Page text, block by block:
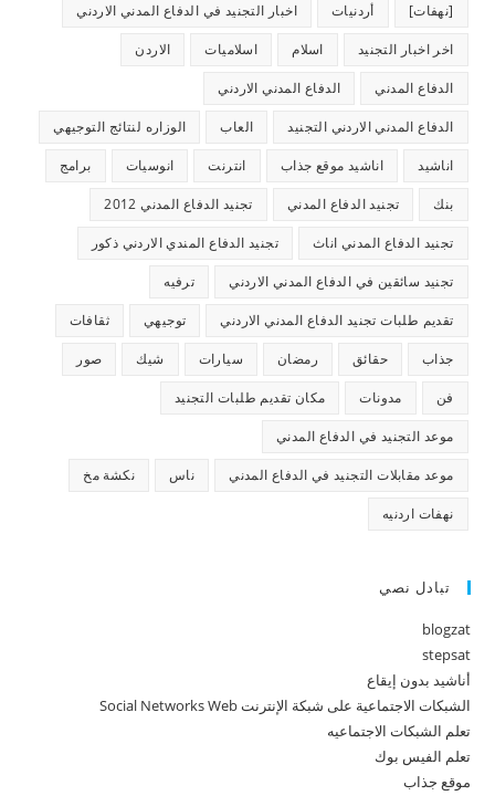
[نهفات] أردنيات اخبار التجنيد في الدفاع المدني الاردني
اخر اخبار التجنيد اسلام اسلاميات الاردن
الدفاع المدني الدفاع المدني الاردني
الدفاع المدني الاردني التجنيد العاب الوزاره لنتائج التوجيهي
اناشيد اناشيد موقع جذاب انترنت انوسيات برامج
بنك تجنيد الدفاع المدني تجنيد الدفاع المدني 2012
تجنيد الدفاع المدني اناث تجنيد الدفاع المندي الاردني ذكور
تجنيد سائقين في الدفاع المدني الاردني ترفيه
تقديم طلبات تجنيد الدفاع المدني الاردني توجيهي ثقافات
جذاب حقائق رمضان سيارات شيك صور
فن مدونات مكان تقديم طلبات التجنيد
موعد التجنيد في الدفاع المدني
موعد مقابلات التجنيد في الدفاع المدني ناس نكشة مخ
نهفات اردنيه
تبادل نصي
blogzat
stepsat
أناشيد بدون إيقاع
الشبكات الاجتماعية على شبكة الإنترنت Social Networks Web
تعلم الشبكات الاجتماعيه
تعلم الفيس بوك
موقع جذاب